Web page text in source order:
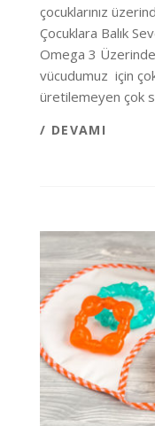
çocuklarınız
Çocuklara Balık
Omega 3
vücudumuz için
üretilemeyen çok
/ DEVAMI